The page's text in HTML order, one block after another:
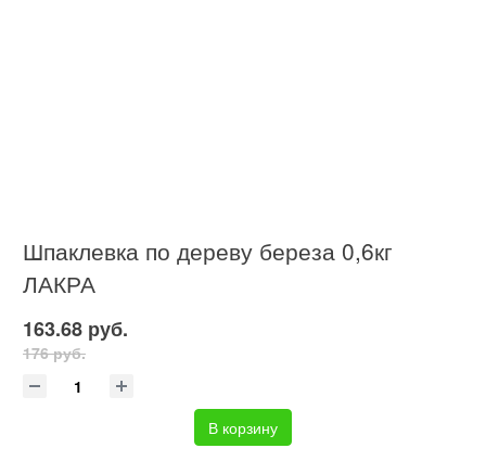
Шпаклевка по дереву береза 0,6кг
ЛАКРА
163.68 руб.
176 руб.
В корзину